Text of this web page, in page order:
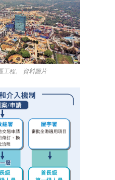
工程。 資料圖片